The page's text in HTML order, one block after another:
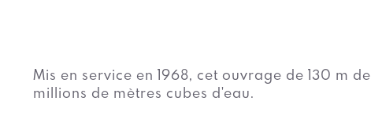
Mis en service en 1968, cet ouvrage de 130 m
millions de mètres cubes d'eau.